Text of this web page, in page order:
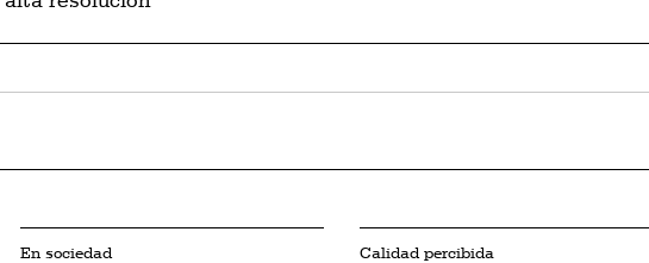
En sociedad Calidad percibida